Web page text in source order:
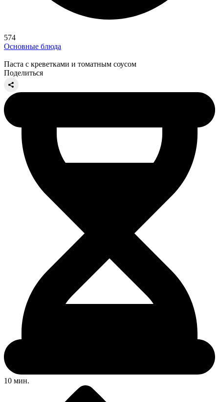
574
Основные блюда
Паста с креветками и томатным соусом
Поделиться
10 мин.